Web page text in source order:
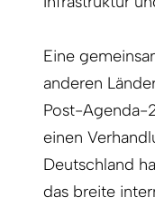
Eine
anderen
Post-Agenda-
einen
Deutschland
das breite